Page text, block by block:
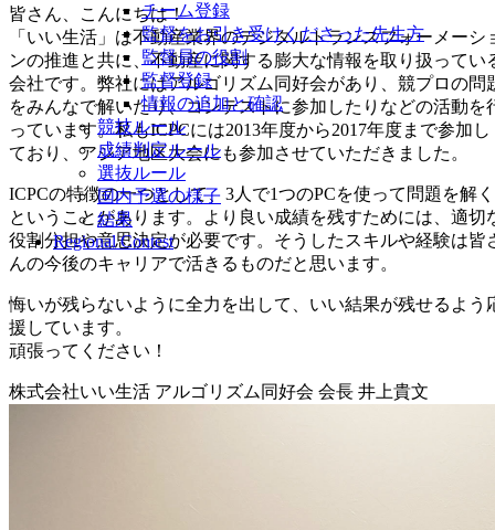
チーム登録
監督をお引き受けくださった先生方
監督員の役割
監督登録
情報の追加と確認
競技ルール
成績判定ルール
選抜ルール
国内予選の様子
結果
Regional Contest
皆さん、こんにちは！
「いい生活」は不動産業界のデジタルトランスフォーメーシ
ンの推進と共に、不動産に関する膨大な情報を取り扱ってい
会社です。弊社にはアルゴリズム同好会があり、競プロの問
をみんなで解いたり、コンテストに参加したりなどの活動を
っています。私もICPCには2013年度から2017年度まで参加し
ており、アジア地区大会にも参加させていただきました。
ICPCの特徴の一つとして、3人で1つのPCを使って問題を解く
ということがあります。より良い成績を残すためには、適切
役割分担や意思決定が必要です。そうしたスキルや経験は皆
んの今後のキャリアで活きるものだと思います。
悔いが残らないように全力を出して、いい結果が残せるよう
援しています。
頑張ってください！
株式会社いい生活 アルゴリズム同好会 会長 井上貴文